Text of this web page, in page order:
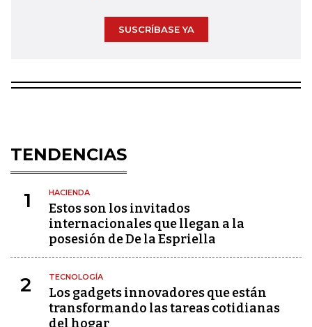
SUSCRÍBASE YA
TENDENCIAS
1 HACIENDA
Estos son los invitados
internacionales que llegan a la
posesión de De la Espriella
2 TECNOLOGÍA
Los gadgets innovadores que están
transformando las tareas cotidianas
del hogar